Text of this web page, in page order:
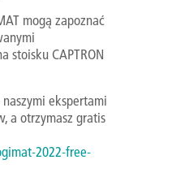
mogą zapoznać
stoisku CAPTRON
ekspertami
a otrzymasz gratis
2022-free-